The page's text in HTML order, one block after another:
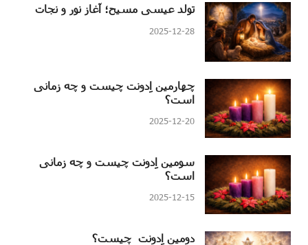
تولد عیسی مسیح؛ آغاز نور و نجات
2025-12-28
چهارمین اِدونت چیست و چه زمانی
است؟
2025-12-20
سومین اِدونت چیست و چه زمانی
است؟
2025-12-15
دومین اِدونت چیست؟